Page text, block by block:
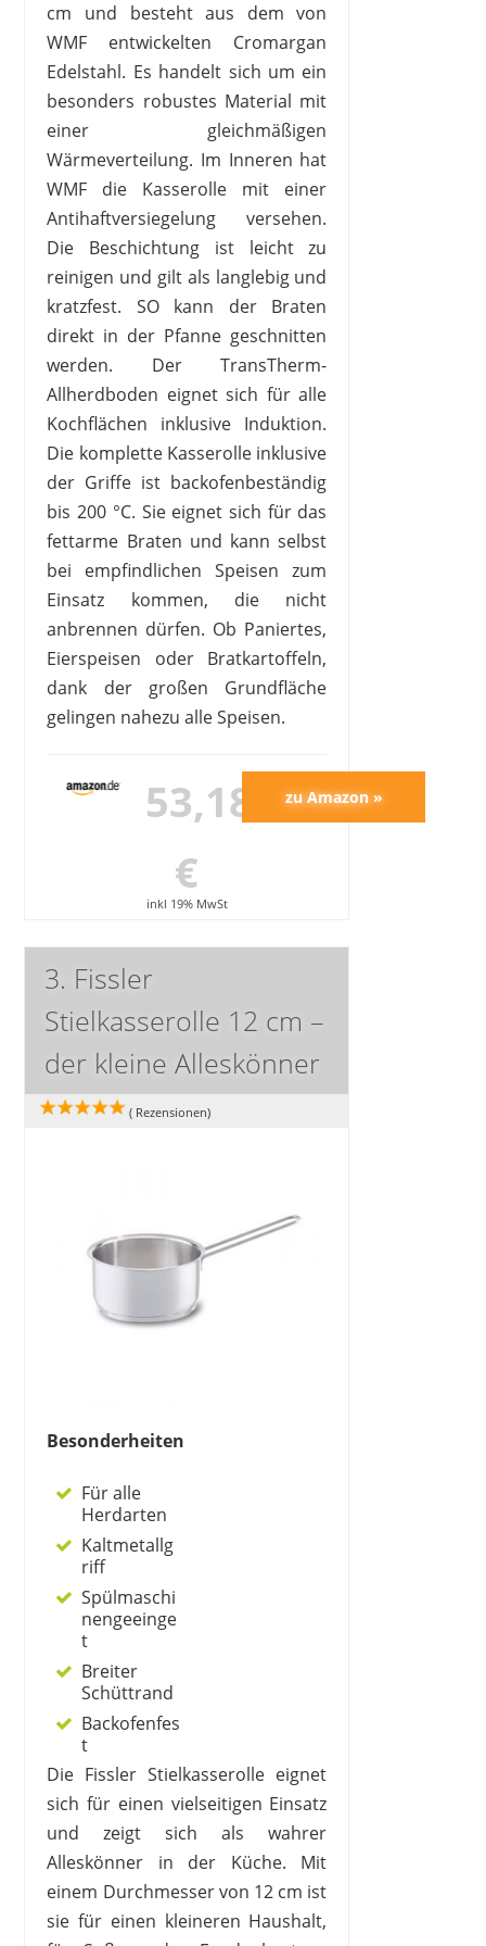
cm und besteht aus dem von
WMF entwickelten Cromargan
Edelstahl. Es handelt sich um ein
besonders robustes Material mit
einer gleichmäßigen
Wärmeverteilung. Im Inneren hat
WMF die Kasserolle mit einer
Antihaftversiegelung versehen.
Die Beschichtung ist leicht zu
reinigen und gilt als langlebig und
kratzfest. SO kann der Braten
direkt in der Pfanne geschnitten
werden. Der TransTherm-
Allherdboden eignet sich für alle
Kochflächen inklusive Induktion.
Die komplette Kasserolle inklusive
der Griffe ist backofenbeständig
bis 200 °C. Sie eignet sich für das
fettarme Braten und kann selbst
bei empfindlichen Speisen zum
Einsatz kommen, die nicht
anbrennen dürfen. Ob Paniertes,
Eierspeisen oder Bratkartoffeln,
dank der großen Grundfläche
gelingen nahezu alle Speisen.
53,18
€
inkl 19% MwSt
3. Fissler
Stielkasserolle 12 cm –
der kleine Alleskönner
( Rezensionen)
Besonderheiten
Für alle
Herdarten
Kaltmetallg
riff
Spülmaschi
nengeeinge
t
Breiter
Schüttrand
Backofenfes
t
Die Fissler Stielkasserolle eignet
sich für einen vielseitigen Einsatz
und zeigt sich als wahrer
Alleskönner in der Küche. Mit
einem Durchmesser von 12 cm ist
sie für einen kleineren Haushalt,